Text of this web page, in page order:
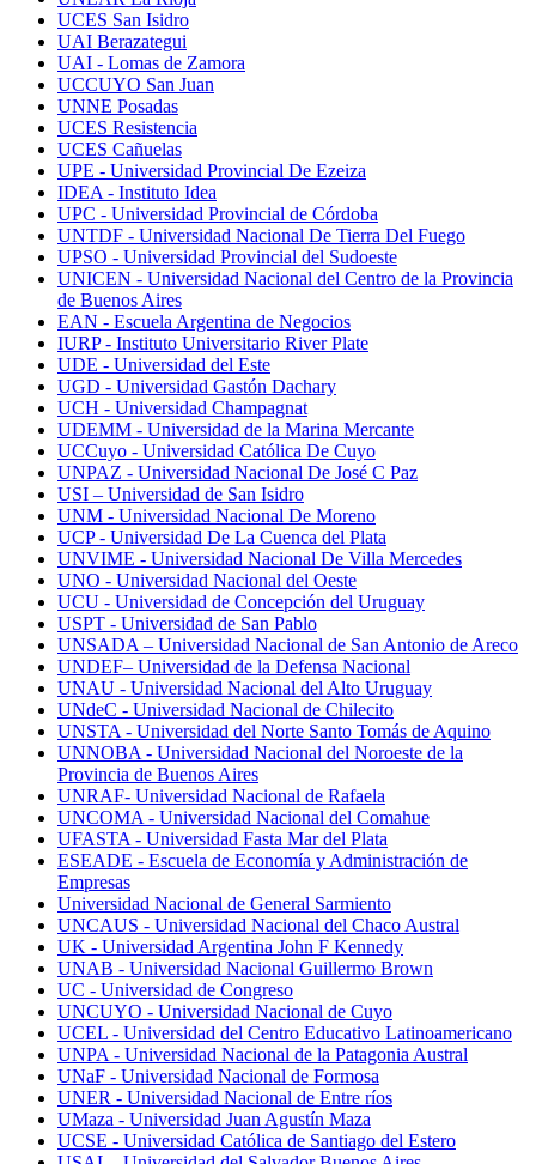
UCES San Isidro
UAI Berazategui
UAI - Lomas de Zamora
UCCUYO San Juan
UNNE Posadas
UCES Resistencia
UCES Cañuelas
UPE - Universidad Provincial De Ezeiza
IDEA - Instituto Idea
UPC - Universidad Provincial de Córdoba
UNTDF - Universidad Nacional De Tierra Del Fuego
UPSO - Universidad Provincial del Sudoeste
UNICEN - Universidad Nacional del Centro de la Provincia
de Buenos Aires
EAN - Escuela Argentina de Negocios
IURP - Instituto Universitario River Plate
UDE - Universidad del Este
UGD - Universidad Gastón Dachary
UCH - Universidad Champagnat
UDEMM - Universidad de la Marina Mercante
UCCuyo - Universidad Católica De Cuyo
UNPAZ - Universidad Nacional De José C Paz
USI – Universidad de San Isidro
UNM - Universidad Nacional De Moreno
UCP - Universidad De La Cuenca del Plata
UNVIME - Universidad Nacional De Villa Mercedes
UNO - Universidad Nacional del Oeste
UCU - Universidad de Concepción del Uruguay
USPT - Universidad de San Pablo
UNSADA – Universidad Nacional de San Antonio de Areco
UNDEF– Universidad de la Defensa Nacional
UNAU - Universidad Nacional del Alto Uruguay
UNdeC - Universidad Nacional de Chilecito
UNSTA - Universidad del Norte Santo Tomás de Aquino
UNNOBA - Universidad Nacional del Noroeste de la
Provincia de Buenos Aires
UNRAF- Universidad Nacional de Rafaela
UNCOMA - Universidad Nacional del Comahue
UFASTA - Universidad Fasta Mar del Plata
ESEADE - Escuela de Economía y Administración de
Empresas
Universidad Nacional de General Sarmiento
UNCAUS - Universidad Nacional del Chaco Austral
UK - Universidad Argentina John F Kennedy
UNAB - Universidad Nacional Guillermo Brown
UC - Universidad de Congreso
UNCUYO - Universidad Nacional de Cuyo
UCEL - Universidad del Centro Educativo Latinoamericano
UNPA - Universidad Nacional de la Patagonia Austral
UNaF - Universidad Nacional de Formosa
UNER - Universidad Nacional de Entre ríos
UMaza - Universidad Juan Agustín Maza
UCSE - Universidad Católica de Santiago del Estero